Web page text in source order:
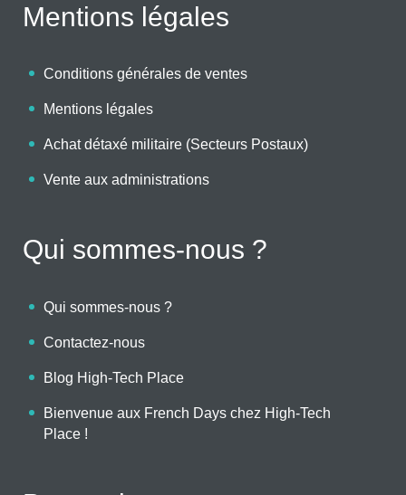
Mentions légales
Conditions générales de ventes
Mentions légales
Achat détaxé militaire (Secteurs Postaux)
Vente aux administrations
Qui sommes-nous ?
Qui sommes-nous ?
Contactez-nous
Blog High-Tech Place
Bienvenue aux French Days chez High-Tech
Place !